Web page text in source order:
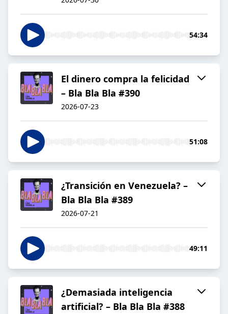
54:34
El dinero compra la felicidad
– Bla Bla Bla #390
2026-07-23
51:08
¿Transición en Venezuela? –
Bla Bla Bla #389
2026-07-21
49:11
¿Demasiada inteligencia
artificial? – Bla Bla Bla #388